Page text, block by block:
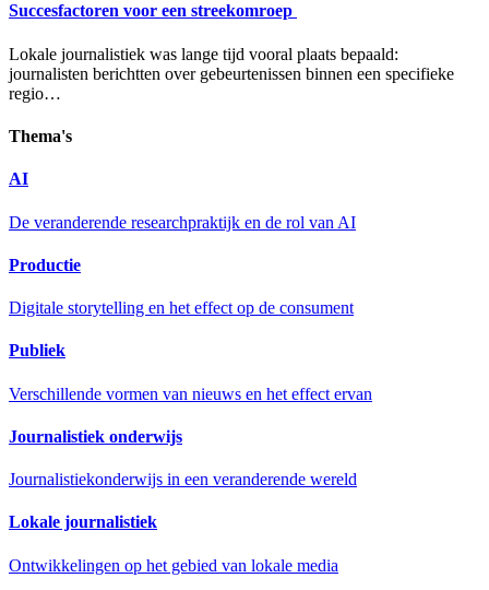
Succesfactoren voor een streekomroep
Lokale journalistiek was lange tijd vooral plaats bepaald:
journalisten berichtten over gebeurtenissen binnen een specifieke
regio…
Thema's
AI
De veranderende researchpraktijk en de rol van AI
Productie
Digitale storytelling en het effect op de consument
Publiek
Verschillende vormen van nieuws en het effect ervan
Journalistiek onderwijs
Journalistiekonderwijs in een veranderende wereld
Lokale journalistiek
Ontwikkelingen op het gebied van lokale media